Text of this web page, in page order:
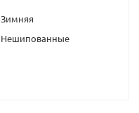
Зимняя
Нешипованные